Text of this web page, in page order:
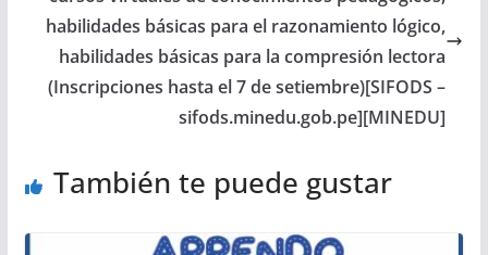
habilidades básicas para el razonamiento lógico,
habilidades básicas para la compresión lectora
(Inscripciones hasta el 7 de setiembre)[SIFODS –
sifods.minedu.gob.pe][MINEDU]
También te puede gustar